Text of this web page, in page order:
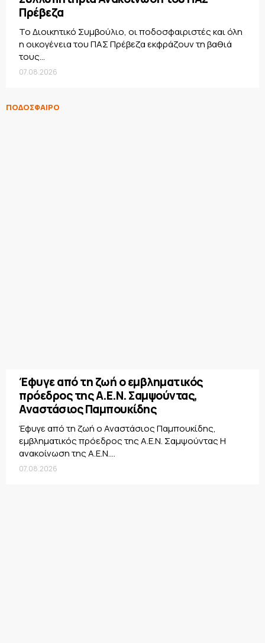
Πρέβεζα
Το Διοικητικό Συμβούλιο, οι ποδοσφαιριστές και όλη
η οικογένεια του ΠΑΣ Πρέβεζα εκφράζουν τη βαθιά
τους...
07.08.2026
ΠΟΔΟΣΦΑΙΡΟ
Έφυγε από τη ζωή ο εμβληματικός
πρόεδρος της Α.Ε.Ν. Σαμψούντας,
Αναστάσιος Παμπουκίδης
Έφυγε από τη ζωή ο Αναστάσιος Παμπουκίδης,
εμβληματικός πρόεδρος της Α.Ε.Ν. Σαμψούντας Η
ανακοίνωση της Α.Ε.Ν....
07.08.2026